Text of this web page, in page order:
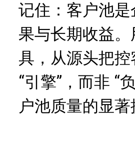
记住：客户池
果与长期收益
具，从源头把
“引擎”，而非 “
户池质量的显